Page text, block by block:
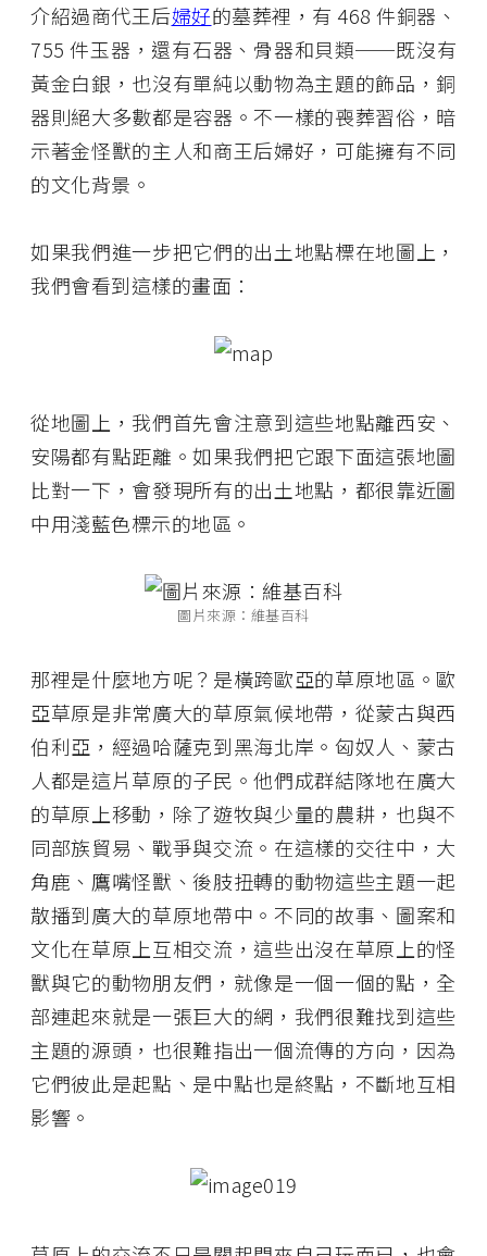
介紹過商代王后婦好的墓葬裡，有 468 件銅器、
755 件玉器，還有石器、骨器和貝類──既沒有
黃金白銀，也沒有單純以動物為主題的飾品，銅
器則絕大多數都是容器。不一樣的喪葬習俗，暗
示著金怪獸的主人和商王后婦好，可能擁有不同
的文化背景。
如果我們進一步把它們的出土地點標在地圖上，
我們會看到這樣的畫面：
從地圖上，我們首先會注意到這些地點離西安、
安陽都有點距離。如果我們把它跟下面這張地圖
比對一下，會發現所有的出土地點，都很靠近圖
中用淺藍色標示的地區。
圖片來源：維基百科
那裡是什麼地方呢？是橫跨歐亞的草原地區。歐
亞草原是非常廣大的草原氣候地帶，從蒙古與西
伯利亞，經過哈薩克到黑海北岸。匈奴人、蒙古
人都是這片草原的子民。他們成群結隊地在廣大
的草原上移動，除了遊牧與少量的農耕，也與不
同部族貿易、戰爭與交流。在這樣的交往中，大
角鹿、鷹嘴怪獸、後肢扭轉的動物這些主題一起
散播到廣大的草原地帶中。不同的故事、圖案和
文化在草原上互相交流，這些出沒在草原上的怪
獸與它的動物朋友們，就像是一個一個的點，全
部連起來就是一張巨大的網，我們很難找到這些
主題的源頭，也很難指出一個流傳的方向，因為
它們彼此是起點、是中點也是終點，不斷地互相
影響。